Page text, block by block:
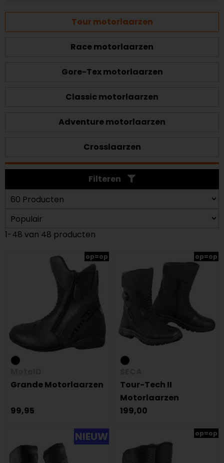
Tour motorlaarzen
Race motorlaarzen
Gore-Tex motorlaarzen
Classic motorlaarzen
Adventure motorlaarzen
Crosslaarzen
Filteren
1-48 van 48 producten
op=op
Grande Motorlaarzen
99,95
op=op
Tour-Tech II
Motorlaarzen
199,00
NIEUW op=op